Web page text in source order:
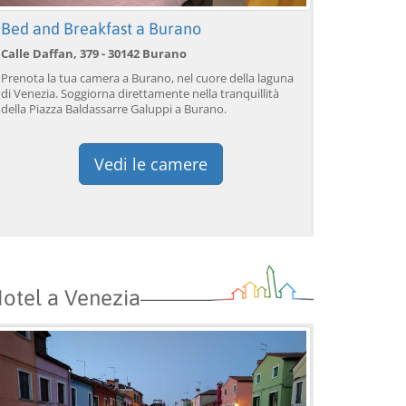
Venezia: giro in gondola
sul Canal Grande con
commento dal vivo™
PRENOTA →
Venezia: giro in gondola
sotto il Ponte dei Sospiri™
PRENOTA →
Bed and Breakfast a Burano
Calle Daffan, 379 - 30142 Burano
Prenota la tua camera a Burano, nel cuore della laguna
di Venezia. Soggiorna direttamente nella tranquillità
della Piazza Baldassarre Galuppi a Burano.
Vedi le camere
a Venezia